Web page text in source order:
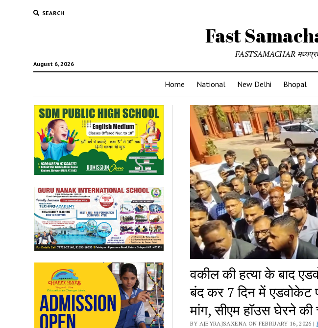
SEARCH
Fast
August 6, 2026
FASTSAMACHAR
Home National New Delhi Bhopal
वकील की हत्या के बाद
बंद कर 7 दिन में एडवोकेट
मांग, सीएम हॉउस घेरने
BY AJEYRAJSAXENA ON FEBRUARY 16, 2026 |